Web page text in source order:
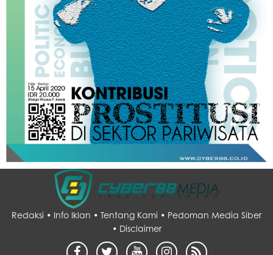
Redaksi • Info Iklan • Tentang Kami • Pedoman Media Siber
• Disclaimer